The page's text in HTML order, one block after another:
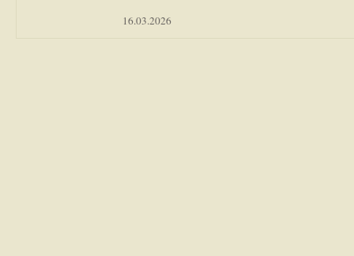
16.03.2026